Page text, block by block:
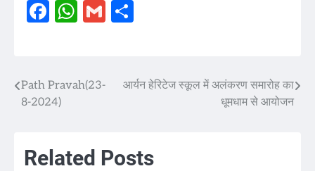
Facebook
WhatsApp
Gmail
Post
Path Pravah(23-
8-2024)
आर्यन हेरिटेज स्कूल में अलंकरण समारोह का
धूमधाम से आयोजन
Related Posts